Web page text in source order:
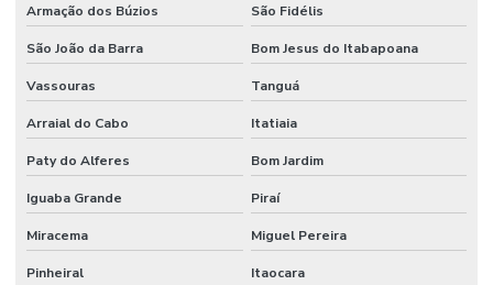
Mecânica de manutenção de máquinas industriais
Mezanino em estrutura metálica
Mezanino estrutura metálica galpão
Mezanino de metal
Mezanino metálico estrutura
Armação dos Búzios São Fidélis
São João da Barra Bom Jesus do Itabapoana
Vassouras Tanguá
Arraial do Cabo Itatiaia
Paty do Alferes Bom Jardim
Iguaba Grande Piraí
Miracema Miguel Pereira
Pinheiral Itaocara